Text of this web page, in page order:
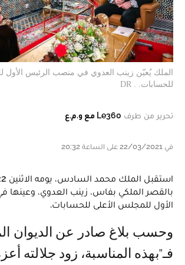
الملك يُعيّن زينب العدوي في منصب الرئيس الأول
للحسابات. . DR
تحرير من طرف Le360 مع و.م.ع
في 22/03/2021 على الساعة 20:32
بالقصر الملكي بفاس، زينب العدوي،
الأول للمجلس الأعلى للحسابات.
وحسب بلاغ صادر عن الديوان الملكي،
فـ"بهذه المناسبة، زود جلالته